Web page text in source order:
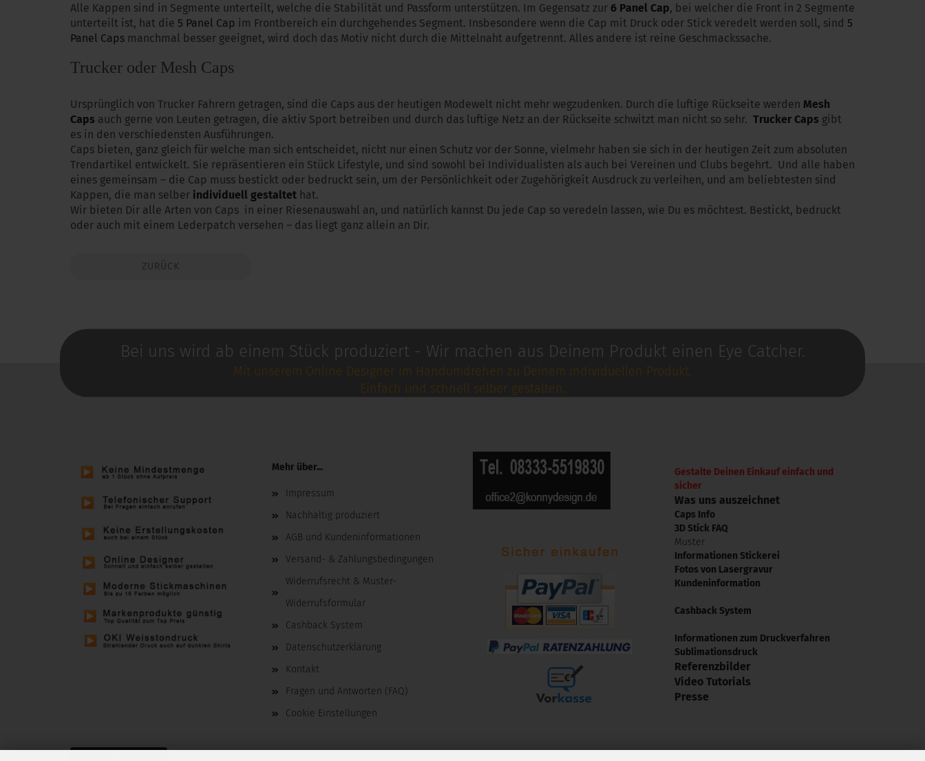
Alle Kappen sind in Segmente unterteilt, welche die Stabilität und Passform unterstützen. Im Gegensatz zur 6 Panel Cap, bei welcher die Front in 2 Segmente
unterteilt ist, hat die 5 Panel Cap im Frontbereich ein durchgehendes Segment. Insbesondere wenn die Cap mit Druck oder Stick veredelt werden soll, sind 5
Panel Caps manchmal besser geeignet, wird doch das Motiv nicht durch die Mittelnaht aufgetrennt. Alles andere ist reine Geschmackssache.
Trucker oder Mesh Caps
Ursprünglich von Trucker Fahrern getragen, sind die Caps aus der heutigen Modewelt nicht mehr wegzudenken. Durch die luftige Rückseite werden Mesh
Caps auch gerne von Leuten getragen, die aktiv Sport betreiben und durch das luftige Netz an der Rückseite schwitzt man nicht so sehr. Trucker Caps gibt
es in den verschiedensten Ausführungen.
Caps bieten, ganz gleich für welche man sich entscheidet, nicht nur einen Schutz vor der Sonne, vielmehr haben sie sich in der heutigen Zeit zum absoluten
Trendartikel entwickelt. Sie repräsentieren ein Stück Lifestyle, und sind sowohl bei Individualisten als auch bei Vereinen und Clubs begehrt. Und alle haben
eines gemeinsam – die Cap muss bestickt oder bedruckt sein, um der Persönlichkeit oder Zugehörigkeit Ausdruck zu verleihen, und am beliebtesten sind
Kappen, die man selber individuell gestaltet hat.
Wir bieten Dir alle Arten von Caps in einer Riesenauswahl an, und natürlich kannst Du jede Cap so veredeln lassen, wie Du es möchtest. Bestickt, bedruckt
oder auch mit einem Lederpatch versehen – das liegt ganz allein an Dir.
ZURÜCK
Bei uns wird ab einem Stück produziert - Wir machen aus Deinem Produkt einen Eye Catcher.
Mit unserem Online Designer im Handumdrehen zu Deinem individuellen Produkt.
Einfach und schnell selber gestalten.
Mehr über...
Impressum
Nachhaltig produziert
AGB und Kundeninformationen
Versand- & Zahlungsbedingungen
Widerrufsrecht & Muster-
Widerrufsformular
Cashback System
Datenschutzerklärung
Kontakt
Fragen und Antworten (FAQ)
Cookie Einstellungen
Gestalte Deinen Einkauf einfach und
sicher
Was uns auszeichnet
Caps Info
3D Stick FAQ
Muster
Informationen Stickerei
Fotos von Lasergravur
Kundeninformation
Cashback System
Informationen zum Druckverfahren
Sublimationsdruck
Referenzbilder
Video Tutorials
Presse